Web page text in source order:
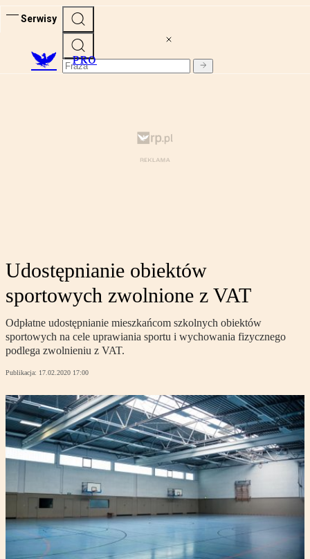
Serwisy
PRO
Udostępnianie obiektów
sportowych zwolnione z VAT
Odpłatne udostępnianie mieszkańcom szkolnych obiektów
sportowych na cele uprawiania sportu i wychowania fizycznego
podlega zwolnieniu z VAT.
Publikacja: 17.02.2020 17:00